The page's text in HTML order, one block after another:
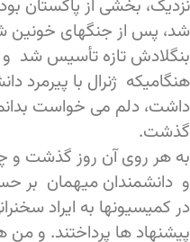
نزدیک، بخشی از پاکستان
شد، پس از جنگهای خونین
بنگلادش تازه تأسیس شد و
هنگامیکه ژنرال با پیرمرد
داشت، دلم می خواست
گذشت.
به هر روی آن روز گذشت
و دانشمندان میهمان بر
در کمیسیونها به ایراد
پیشنهاد ها پرداختند. و